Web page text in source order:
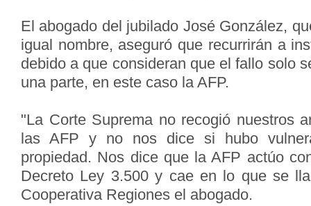
El abogado del jubilado José González,
igual nombre, aseguró que recurrirán a
debido a que consideran que el fallo solo
una parte, en este caso la AFP.
"La Corte Suprema no recogió nuestros
las AFP y no nos dice si hubo
propiedad. Nos dice que la AFP actúo
Decreto Ley 3.500 y cae en lo que se
Cooperativa Regiones el abogado.